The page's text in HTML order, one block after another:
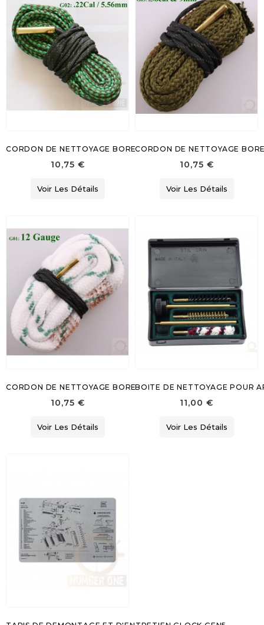
CORDON DE NETTOYAGE BORESNAKE CAL. 22
10,75 €
Voir Les Détails
CORDON DE NETTOYAGE
10,75 €
Voir Les Détails
CORDON DE NETTOYAGE BORESNAKE CAL. 12 20 28 410
10,75 €
Voir Les Détails
BOITE DE NETTOYAGE POUR
11,00 €
Voir Les Détails